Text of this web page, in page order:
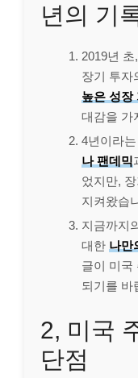
년의 기
2019년 초,
장기 투자
높은 성장
대감을 가
4년이라
나 팬데믹
었지만,
지켜왔습
지금까지
대한 나만
글이 미국
되기를 바
2, 미국
단점